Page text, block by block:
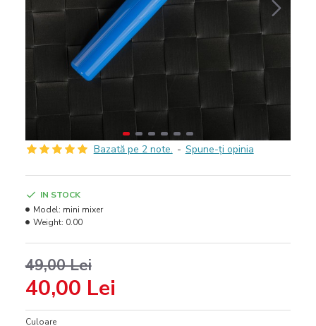
Bazată pe 2 note. - Spune-ţi opinia
40,00 Lei
49,00 Lei
IN STOCK
Model: mini mixer
Weight: 0.00
Culoare